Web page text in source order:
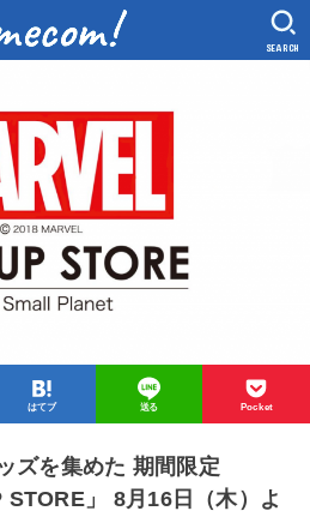
SEARCH
はてブ 送る Pocket
ズを集めた 期間限定
STORE」 8月16日（木）よ